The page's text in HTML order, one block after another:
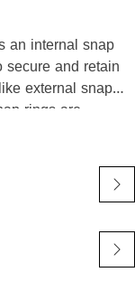
an internal snap
secure and retain
external snap
rings are
in place.
a bore or
components
are built for